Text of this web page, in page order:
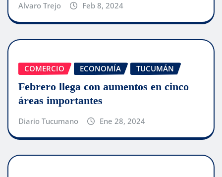
Alvaro Trejo Feb 8, 2024
COMERCIO ECONOMÍA TUCUMÁN
Febrero llega con aumentos en cinco
áreas importantes
Diario Tucumano Ene 28, 2024